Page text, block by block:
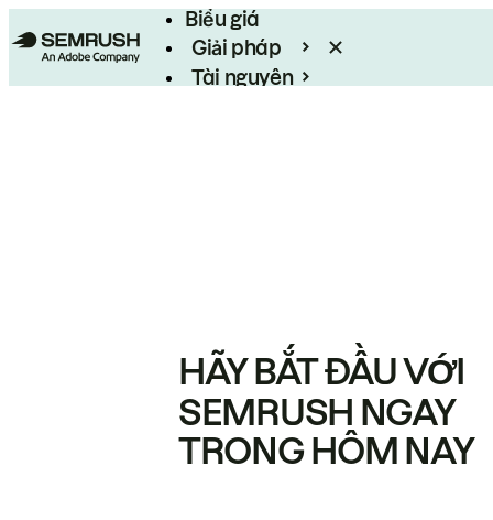
Biểu giá
Giải pháp
Tài nguyên
HÃY BẮT ĐẦU VỚI
SEMRUSH NGAY
TRONG HÔM NAY